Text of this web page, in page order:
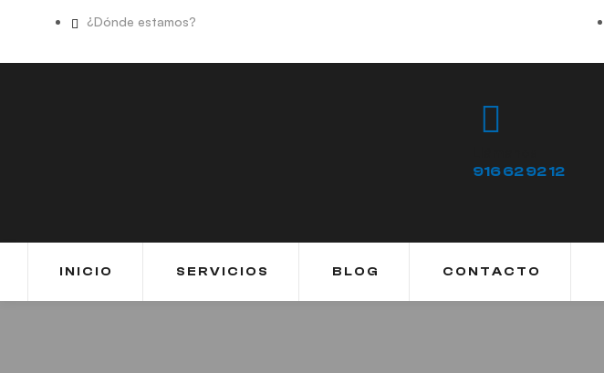
¿Dónde estamos?
916 62 92 12
INICIO SERVICIOS BLOG CONTACTO